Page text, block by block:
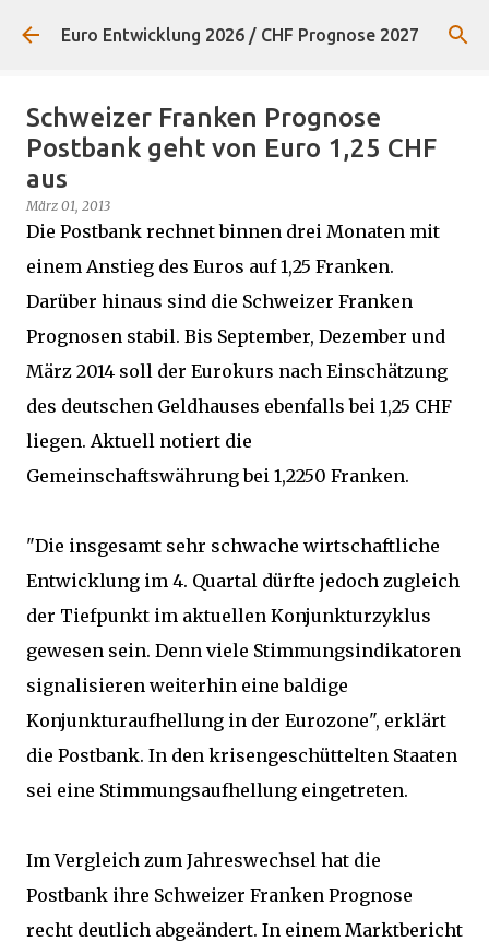
Direkt zum Hauptbereich
Euro Entwicklung 2026 / CHF Prognose 2027
Schweizer Franken Prognose
Postbank geht von Euro 1,25 CHF
aus
März 01, 2013
Die Postbank rechnet binnen drei Monaten mit
einem Anstieg des Euros auf 1,25 Franken.
Darüber hinaus sind die Schweizer Franken
Prognosen stabil. Bis September, Dezember und
März 2014 soll der Eurokurs nach Einschätzung
des deutschen Geldhauses ebenfalls bei 1,25 CHF
liegen. Aktuell notiert die
Gemeinschaftswährung bei 1,2250 Franken.
"Die insgesamt sehr schwache wirtschaftliche
Entwicklung im 4. Quartal dürfte jedoch zugleich
der Tiefpunkt im aktuellen Konjunkturzyklus
gewesen sein. Denn viele Stimmungsindikatoren
signalisieren weiterhin eine baldige
Konjunkturaufhellung in der Eurozone", erklärt
die Postbank. In den krisengeschüttelten Staaten
sei eine Stimmungsaufhellung eingetreten.
Im Vergleich zum Jahreswechsel hat die
Postbank ihre Schweizer Franken Prognose
recht deutlich abgeändert. In einem Marktbericht